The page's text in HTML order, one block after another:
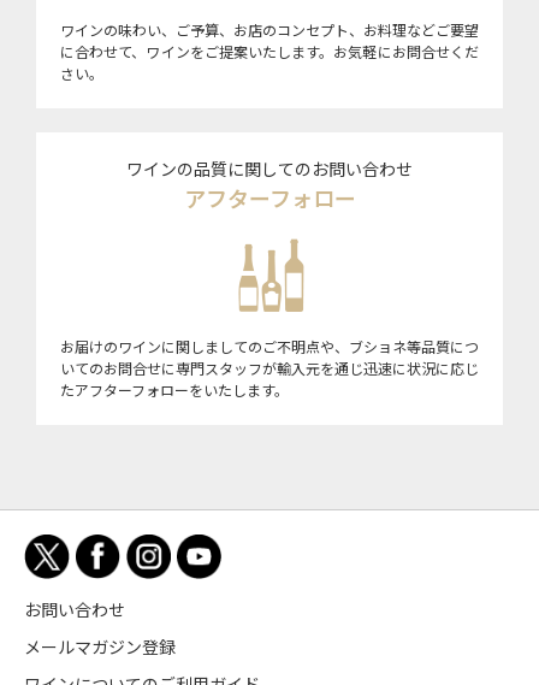
ワインの味わい、ご予算、お店のコンセプト、お料理などご要望
に合わせて、ワインをご提案いたします。お気軽にお問合せくだ
さい。
ワインの品質に関してのお問い合わせ
アフターフォロー
お届けのワインに関しましてのご不明点や、ブショネ等品質につ
いてのお問合せに専門スタッフが輸入元を通じ迅速に状況に応じ
たアフターフォローをいたします。
お問い合わせ
メールマガジン登録